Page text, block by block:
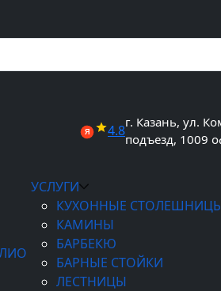
Я 4.8г. Казань, ул.
подъезд, 1009
УСЛУГИ
КУХОННЫЕ
КАМИНЫ
БАРБЕКЮ
БАРНЫЕ СТОЙКИ
ЛЕСТНИЦЫ